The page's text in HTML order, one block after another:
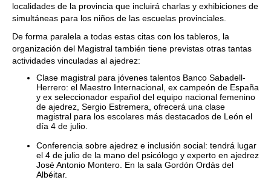
localidades de la provincia que incluirá charlas y exhibiciones de
simultáneas para los niños de las escuelas provinciales.
De forma paralela a todas estas citas con los tableros, la
organización del Magistral también tiene previstas otras tantas
actividades vinculadas al ajedrez:
Clase magistral para jóvenes talentos Banco Sabadell-
Herrero: el Maestro Internacional, ex campeón de España
y ex seleccionador español del equipo nacional femenino
de ajedrez, Sergio Estremera, ofrecerá una clase
magistral para los escolares más destacados de León el
día 4 de julio.
Conferencia sobre ajedrez e inclusión social: tendrá lugar
el 4 de julio de la mano del psicólogo y experto en ajedrez
José Antonio Montero. En la sala Gordón Ordás del
Albéitar.